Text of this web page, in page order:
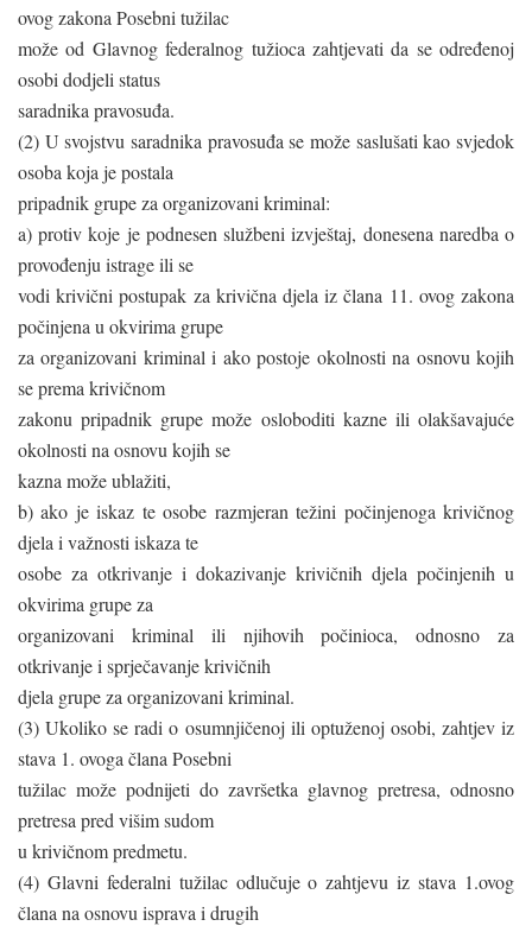
ovog zakona Posebni tužilac
može od Glavnog federalnog tužioca zahtjevati da se određenoj
osobi dodjeli status
saradnika pravosuđa.
(2) U svojstvu saradnika pravosuđa se može saslušati kao svjedok
osoba koja je postala
pripadnik grupe za organizovani kriminal:
a) protiv koje je podnesen službeni izvještaj, donesena naredba o
provođenju istrage ili se
vodi krivični postupak za krivična djela iz člana 11. ovog zakona
počinjena u okvirima grupe
za organizovani kriminal i ako postoje okolnosti na osnovu kojih
se prema krivičnom
zakonu pripadnik grupe može osloboditi kazne ili olakšavajuće
okolnosti na osnovu kojih se
kazna može ublažiti,
b) ako je iskaz te osobe razmjeran težini počinjenoga krivičnog
djela i važnosti iskaza te
osobe za otkrivanje i dokazivanje krivičnih djela počinjenih u
okvirima grupe za
organizovani kriminal ili njihovih počinioca, odnosno za
otkrivanje i sprječavanje krivičnih
djela grupe za organizovani kriminal.
(3) Ukoliko se radi o osumnjičenoj ili optuženoj osobi, zahtjev iz
stava 1. ovoga člana Posebni
tužilac može podnijeti do završetka glavnog pretresa, odnosno
pretresa pred višim sudom
u krivičnom predmetu.
(4) Glavni federalni tužilac odlučuje o zahtjevu iz stava 1.ovog
člana na osnovu isprava i drugih